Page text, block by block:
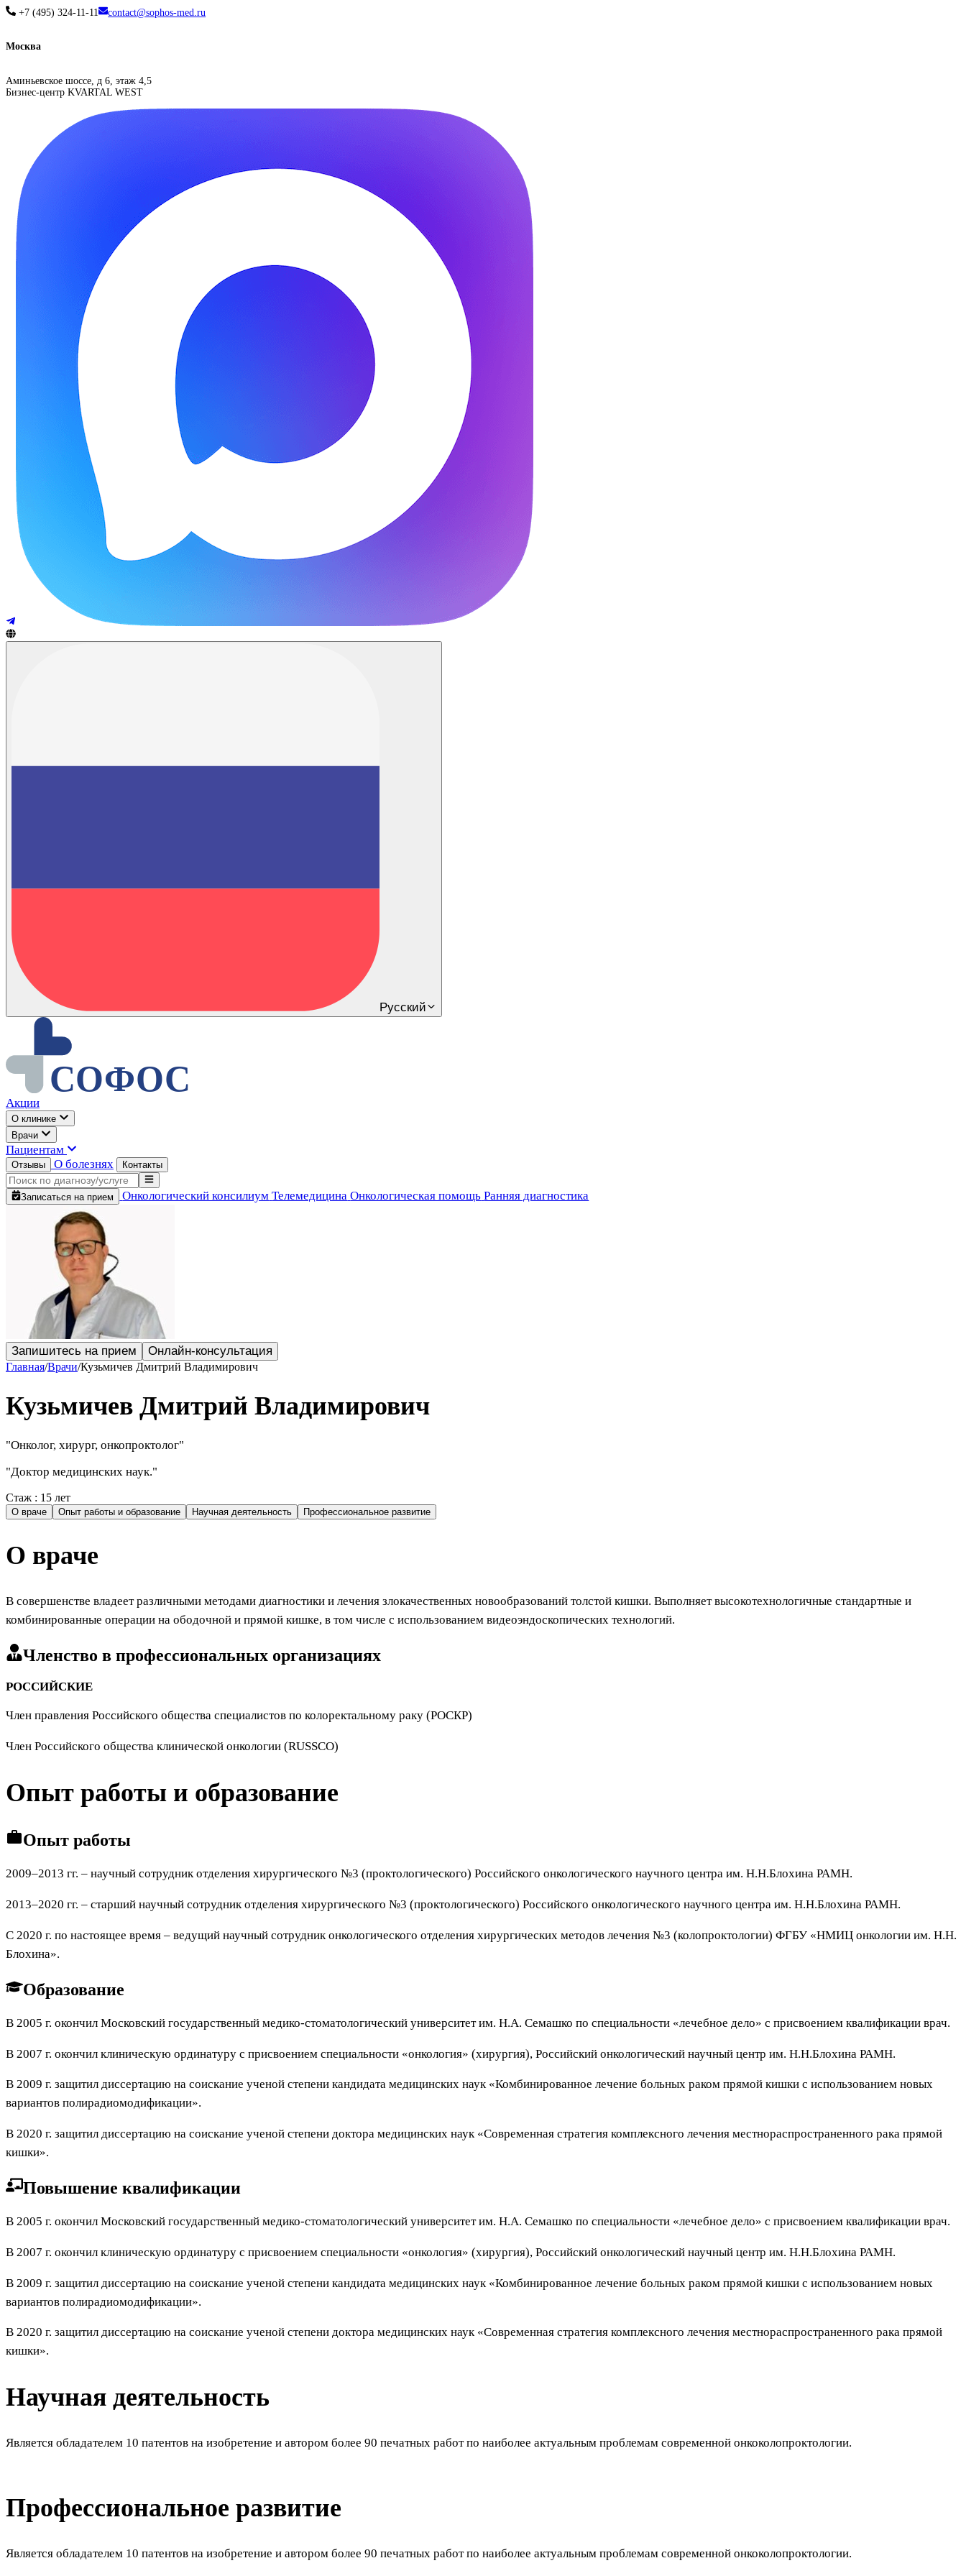
+7 (495) 324-11-11 contact@sophos-med.ru
Москва
Аминьевское шоссе, д 6, этаж 4,5
Бизнес-центр KVARTAL WEST
Русский
Акции
О клинике
Врачи
Пациентам
Отзывы О болезнях Контакты
Записаться на прием Онкологический консилиум Телемедицина Онкологическая помощь Ранняя диагностика
Запишитесь на прием Онлайн-консультация
Главная/Врачи/Кузьмичев Дмитрий Владимирович
Кузьмичев Дмитрий Владимирович
"Онколог, хирург, онкопроктолог"
"Доктор медицинских наук."
Стаж : 15 лет
О враче Опыт работы и образование Научная деятельность Профессиональное развитие
О враче
В совершенстве владеет различными методами диагностики и лечения злокачественных новообразований толстой кишки. Выполняет высокотехнологичные стандартные и
комбинированные операции на ободочной и прямой кишке, в том числе с использованием видеоэндоскопических технологий.
Членство в профессиональных организациях
​РОССИЙСКИЕ
Член правления Российского общества специалистов по колоректальному раку (РОСКР)
Член Российского общества клинической онкологии (RUSSCO)
Опыт работы и образование
Опыт работы
2009–2013 гг. – научный сотрудник отделения хирургического №3 (проктологического) Российского онкологического научного центра им. Н.Н.Блохина РАМН.
2013–2020 гг. – старший научный сотрудник отделения хирургического №3 (проктологического) Российского онкологического научного центра им. Н.Н.Блохина РАМН.
С 2020 г. по настоящее время – ведущий научный сотрудник онкологического отделения хирургических методов лечения №3 (колопроктологии) ФГБУ «НМИЦ онкологии им. Н.Н.
Блохина».
Образование
В 2005 г. окончил Московский государственный медико-стоматологический университет им. Н.А. Семашко по специальности «лечебное дело» с присвоением квалификации врач.
В 2007 г. окончил клиническую ординатуру с присвоением специальности «онкология» (хирургия), Российский онкологический научный центр им. Н.Н.Блохина РАМН.
В 2009 г. защитил диссертацию на соискание ученой степени кандидата медицинских наук «Комбинированное лечение больных раком прямой кишки с использованием новых
вариантов полирадиомодификации».
В 2020 г. защитил диссертацию на соискание ученой степени доктора медицинских наук «Современная стратегия комплексного лечения местнораспространенного рака прямой
кишки».
Повышение квалификации
В 2005 г. окончил Московский государственный медико-стоматологический университет им. Н.А. Семашко по специальности «лечебное дело» с присвоением квалификации врач.
В 2007 г. окончил клиническую ординатуру с присвоением специальности «онкология» (хирургия), Российский онкологический научный центр им. Н.Н.Блохина РАМН.
В 2009 г. защитил диссертацию на соискание ученой степени кандидата медицинских наук «Комбинированное лечение больных раком прямой кишки с использованием новых
вариантов полирадиомодификации».
В 2020 г. защитил диссертацию на соискание ученой степени доктора медицинских наук «Современная стратегия комплексного лечения местнораспространенного рака прямой
кишки».
Научная деятельность
Является обладателем 10 патентов на изобретение и автором более 90 печатных работ по наиболее актуальным проблемам современной онкоколопроктологии.
Профессиональное развитие
Является обладателем 10 патентов на изобретение и автором более 90 печатных работ по наиболее актуальным проблемам современной онкоколопроктологии.